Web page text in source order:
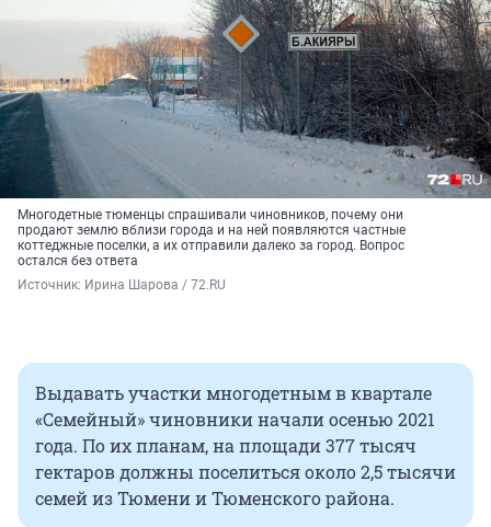
Многодетные тюменцы спрашивали чиновников, почему они
продают землю вблизи города и на ней появляются частные
коттеджные поселки, а их отправили далеко за город. Вопрос
остался без ответа
Источник: Ирина Шарова / 72.RU
Выдавать участки многодетным в квартале
«Семейный» чиновники начали осенью 2021
года. По их планам, на площади 377 тысяч
гектаров должны поселиться около 2,5 тысячи
семей из Тюмени и Тюменского района.